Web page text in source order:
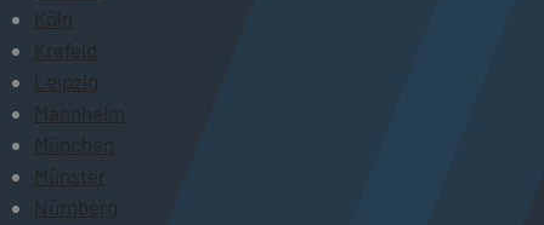
Köln
Krefeld
Leipzig
Mannheim
München
Münster
Nürnberg